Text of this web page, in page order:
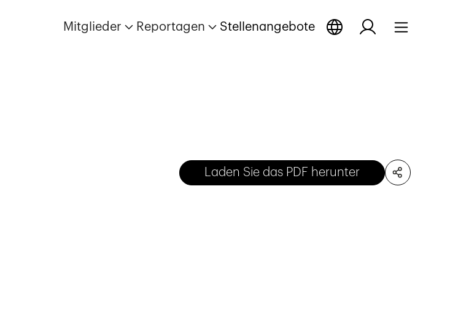
Mitglieder Reportagen Stellenangebote
Laden Sie das PDF herunter